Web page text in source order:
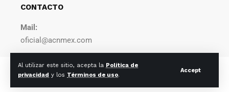
Al utilizar este sitio, acepta la Política de
privacidad y los Términos de uso.
Accept
CONTACTO
Mail:
oficial@acnmex.com
© 2022 Agencia Católica de Noticias. Todos los derechos
reservados.